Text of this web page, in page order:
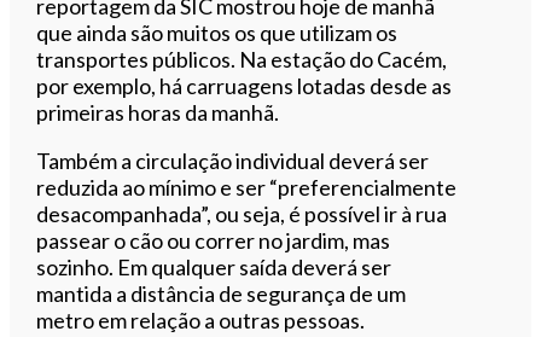
reportagem da SIC mostrou hoje de manhã
que ainda são muitos os que utilizam os
transportes públicos. Na estação do Cacém,
por exemplo, há carruagens lotadas desde as
primeiras horas da manhã.
Também a circulação individual deverá ser
reduzida ao mínimo e ser “preferencialmente
desacompanhada”, ou seja, é possível ir à rua
passear o cão ou correr no jardim, mas
sozinho. Em qualquer saída deverá ser
mantida a distância de segurança de um
metro em relação a outras pessoas.